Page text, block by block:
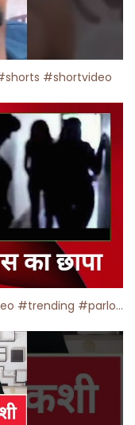
#shortvideo
मसाज पार्लर पर पुलिस का छापा ! #viralvideo #trending #parlour